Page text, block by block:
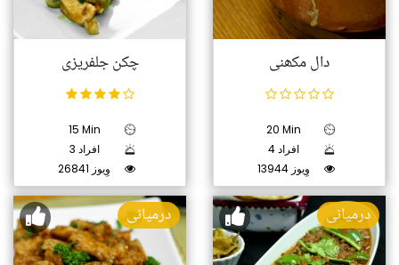
چکن جلفریزی
15 Min
3 افراد
26841 وِیوز
دال مکھنی
20 Min
4 افراد
13944 وِیوز
درمیانی درمیانی